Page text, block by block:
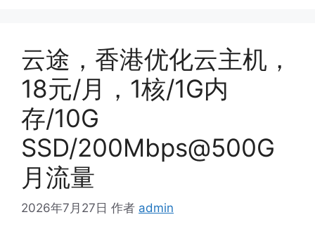
云途，香港优化云主机，
18元/月，1核/1G内
存/10G
SSD/200Mbps@500G
月流量
2026年7月27日 作者 admin